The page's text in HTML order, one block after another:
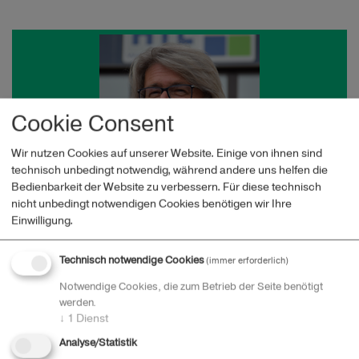
Eckhard Gussmack
Schule:HTBLuVA Waidhofen/Ybbs
Lieblingszitat:
mächtiger als eine Idee, deren Zeit gekommen ist."
Cookie Consent
Wir nutzen Cookies auf unserer Website. Einige von ihnen sind
technisch unbedingt notwendig, während andere uns helfen die
Bedienbarkeit der Website zu verbessern. Für diese technisch
nicht unbedingt notwendigen Cookies benötigen wir Ihre
Einwilligung.
Technisch notwendige Cookies(immer erforderlich)
Notwendige Cookies, die zum Betrieb der Seite benötigt
werden.
↓ 1 Dienst
Analyse/Statistik